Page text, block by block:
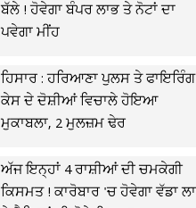
ਬੱਲੇ ! ਹੋਵੇਗਾ ਬੰਪਰ ਲਾਭ ਤੇ ਨੋਟਾਂ ਦਾ
ਪਵੇਗਾ ਮੀਂਹ
ਹਿਸਾਰ : ਹਰਿਆਣਾ ਪੁਲਸ ਤੇ ਫਾਇਰਿੰਗ
ਕੇਸ ਦੇ ਦੋਸ਼ੀਆਂ ਵਿਚਾਲੇ ਹੋਇਆ
ਮੁਕਾਬਲਾ, 2 ਮੁਲਜ਼ਮ ਢੇਰ
ਅੱਜ ਇਨ੍ਹਾਂ 4 ਰਾਸ਼ੀਆਂ ਦੀ ਚਮਕੇਗੀ
ਕਿਸਮਤ ! ਕਾਰੋਬਾਰ 'ਚ ਹੋਵੇਗਾ ਵੱਡਾ